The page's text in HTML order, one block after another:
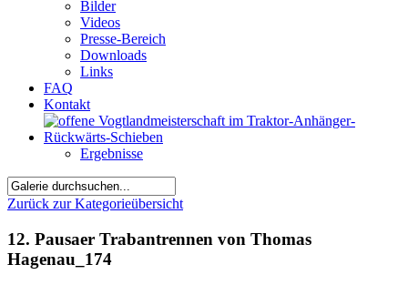
Bilder
Videos
Presse-Bereich
Downloads
Links
FAQ
Kontakt
Ergebnisse
Zurück zur Kategorieübersicht
12. Pausaer Trabantrennen von Thomas
Hagenau_174